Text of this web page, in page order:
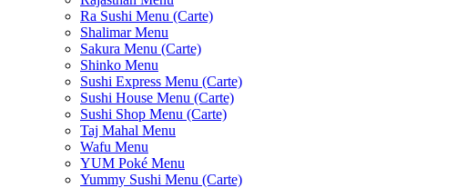
Ra Sushi Menu (Carte)
Shalimar Menu
Sakura Menu (Carte)
Shinko Menu
Sushi Express Menu (Carte)
Sushi House Menu (Carte)
Sushi Shop Menu (Carte)
Taj Mahal Menu
Wafu Menu
YUM Poké Menu
Yummy Sushi Menu (Carte)